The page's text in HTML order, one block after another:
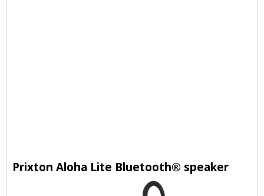
Prixton Aloha Lite Bluetooth® speaker